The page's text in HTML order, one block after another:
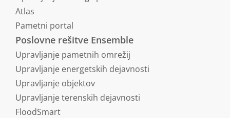
Atlas
Pametni portal
Poslovne rešitve Ensemble
Upravljanje pametnih omrežij
Upravljanje energetskih dejavnosti
Upravljanje objektov
Upravljanje terenskih dejavnosti
FloodSmart